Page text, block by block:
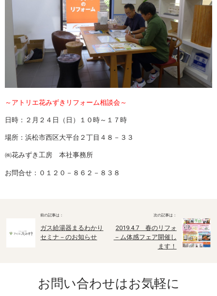
～アトリエ花みずきリフォーム相談会～
日時：２月２４日（日）１０時～１７時
場所：浜松市西区大平台２丁目４８－３３
㈱花みずき工房 本社事務所
お問合せ：０１２０－８６２－８３８
ガス給湯器まるわかり
セミナ－のお知らせ
2019.4.7 春のリフォ
－ム体感フェア開催し
ます！
お問い合わせはお気軽に